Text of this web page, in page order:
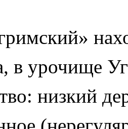
в урочище
низкий